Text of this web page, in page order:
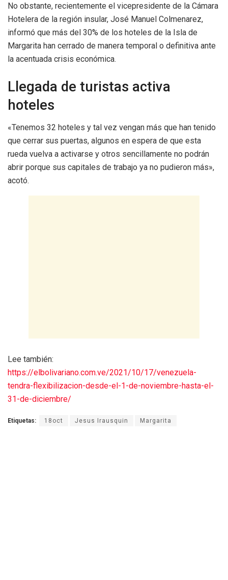
No obstante, recientemente el vicepresidente de la Cámara
Hotelera de la región insular, José Manuel Colmenarez,
informó que más del 30% de los hoteles de la Isla de
Margarita han cerrado de manera temporal o definitiva ante
la acentuada crisis económica.
Llegada de turistas activa
hoteles
«Tenemos 32 hoteles y tal vez vengan más que han tenido
que cerrar sus puertas, algunos en espera de que esta
rueda vuelva a activarse y otros sencillamente no podrán
abrir porque sus capitales de trabajo ya no pudieron más»,
acotó.
Lee también:
https://elbolivariano.com.ve/2021/10/17/venezuela-
tendra-flexibilizacion-desde-el-1-de-noviembre-hasta-el-
31-de-diciembre/
Etiquetas: 18oct Jesus Irausquin Margarita